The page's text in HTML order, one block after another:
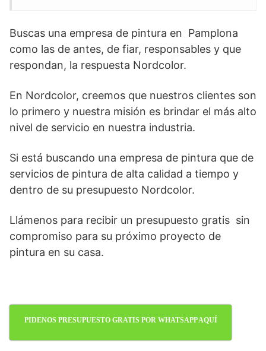
Buscas una empresa de pintura en Pamplona
como las de antes, de fiar, responsables y que
respondan, la respuesta Nordcolor.
En Nordcolor, creemos que nuestros clientes son
lo primero y nuestra misión es brindar el más alto
nivel de servicio en nuestra industria.
Si está buscando una empresa de pintura que de
servicios de pintura de alta calidad a tiempo y
dentro de su presupuesto Nordcolor.
Llámenos para recibir un presupuesto gratis sin
compromiso para su próximo proyecto de
pintura en su casa.
PIDENOS PRESUPUESTO GRATIS POR WHATSAPP AQUÍ